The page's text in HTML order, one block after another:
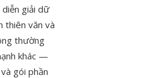
giải dữ
thiên văn và
thường
khác —
gói phần